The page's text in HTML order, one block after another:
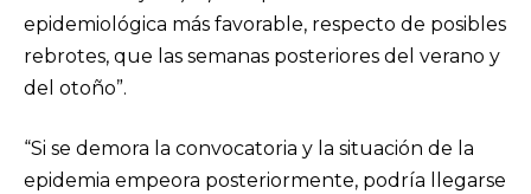
epidemiológica más favorable, respecto de posibles
rebrotes, que las semanas posteriores del verano y
del otoño”.
“Si se demora la convocatoria y la situación de la
epidemia empeora posteriormente, podría llegarse